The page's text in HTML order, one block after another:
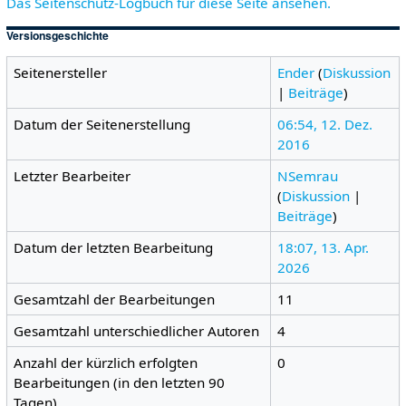
Versionsgeschichte
Seitenersteller Ender (Diskussion
| Beiträge)
Datum der Seitenerstellung
06:54, 12. Dez.
2016
Letzter Bearbeiter
NSemrau
(Diskussion |
Beiträge)
Datum der letzten Bearbeitung
18:07, 13. Apr.
2026
Gesamtzahl der Bearbeitungen
11
Gesamtzahl unterschiedlicher Autoren
4
Anzahl der kürzlich erfolgten
Bearbeitungen (in den letzten 90
Tagen)
0